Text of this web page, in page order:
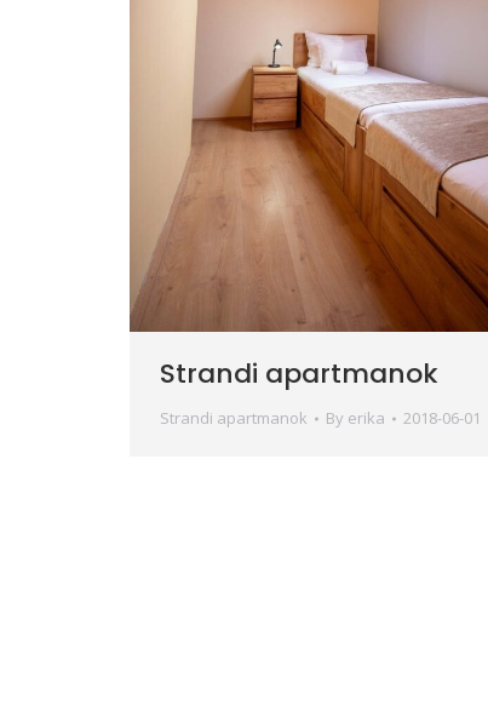
Strandi apartmanok
Strandi apartmanok By erika 2018-06-01